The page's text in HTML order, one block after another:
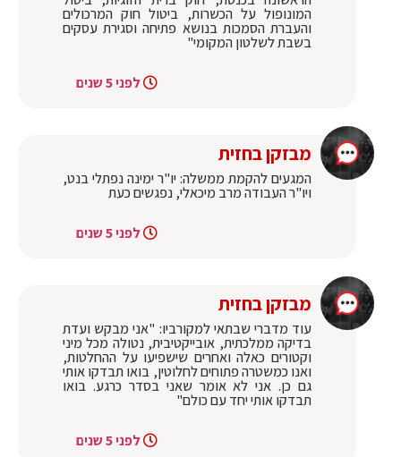
המונופול על הכשרות, ביטול חוק המרכולים
והעברת הסמכות בנושא פתיחה וסגירת עסקים
בשבת לשלטון המקומי"
לפני 5 שנים
מבזקן בחזית
המגעים להקמת ממשלה: יו"ר ימינה נפתלי בנט,
ויו"ר העבודה מרב מיכאלי, נפגשים כעת
לפני 5 שנים
מבזקן בחזית
עוד מדברי שבתאי למקורביו: "אני מבקש ועדת
בדיקה ממלכתית, אובייקטיבית, נטולה מכל מיני
וקטורים כאלה ואחרים שישפיעו על ההחלטות,
ואנו כמשטרה פתוחים לחלוטין, בואו תבדקו אותי
גם כן. אני לא אומר שאני בסדר כרגע. בואו
תבדקו אותי יחד עם כולם"
לפני 5 שנים